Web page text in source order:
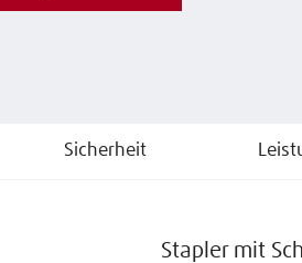
Sicherheit
Stapler mit